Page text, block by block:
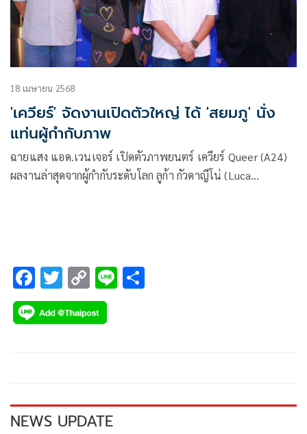
18 เมษายน 2568
'เควียร์' จัดงานเปิดตัวใหญ่ ได้ 'สยมภู' นั่ง
แท่นผู้กำกับภาพ
ฉายแสง แอด.เวนเจอร์ เปิดตัวภาพยนตร์ เควียร์ Queer (A24)
ผลงานล่าสุดจากผู้กำกับระดับโลก ลูก้า กัวดาญีโน่ (Luca
F
ac
e
k
T
wi
tt
C
o
p
k
Li
NEWS UPDATE